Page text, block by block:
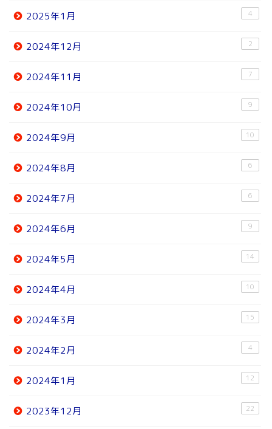
2025年1月 4
2024年12月 2
2024年11月 7
2024年10月 9
2024年9月 10
2024年8月 6
2024年7月 6
2024年6月 9
2024年5月 14
2024年4月 10
2024年3月 15
2024年2月 4
2024年1月 12
2023年12月 22